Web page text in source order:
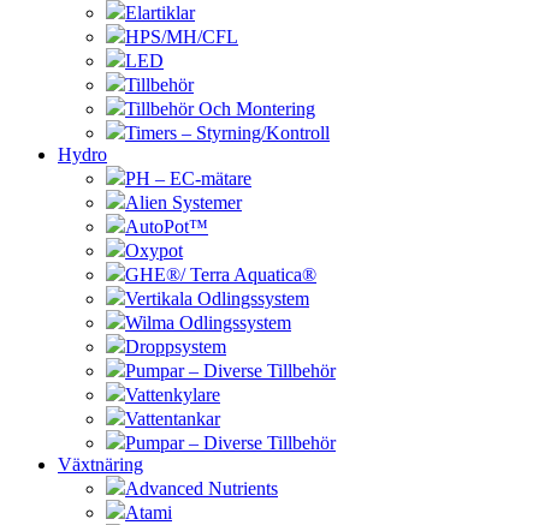
Elartiklar
HPS/MH/CFL
LED
Tillbehör
Tillbehör Och Montering
Timers – Styrning/Kontroll
Hydro
PH – EC-mätare
Alien Systemer
AutoPot™
Oxypot
GHE®/ Terra Aquatica®
Vertikala Odlingssystem
Wilma Odlingssystem
Droppsystem
Pumpar – Diverse Tillbehör
Vattenkylare
Vattentankar
Pumpar – Diverse Tillbehör
Växtnäring
Advanced Nutrients
Atami